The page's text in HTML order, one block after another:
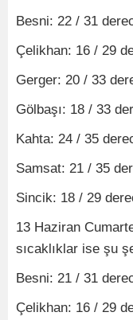
Besni: 22 / 31
Çelikhan: 16 / 29
Gerger: 20 / 33
Gölbaşı: 18 / 33
Kahta: 24 / 35
Samsat: 21 / 35
Sincik: 18 / 29
13 Haziran
sıcaklıklar ise şu
Besni: 21 / 31
Çelikhan: 16 / 29